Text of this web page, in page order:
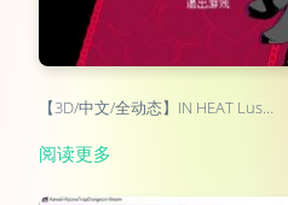
【3D/中文/全动态】IN HEAT Lus…
阅读更多